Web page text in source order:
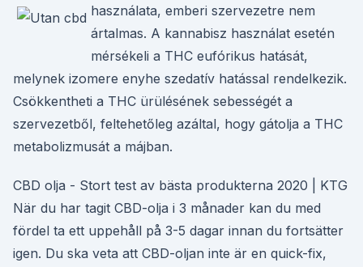
használata, emberi szervezetre nem
ártalmas. A kannabisz használat esetén
mérsékeli a THC eufórikus hatását,
melynek izomere enyhe szedatív hatással rendelkezik.
Csökkentheti a THC ürülésének sebességét a
szervezetből, feltehetőleg azáltal, hogy gátolja a THC
metabolizmusát a májban.
CBD olja - Stort test av bästa produkterna 2020 | KTG
När du har tagit CBD-olja i 3 månader kan du med
fördel ta ett uppehåll på 3-5 dagar innan du fortsätter
igen. Du ska veta att CBD-oljan inte är en quick-fix,